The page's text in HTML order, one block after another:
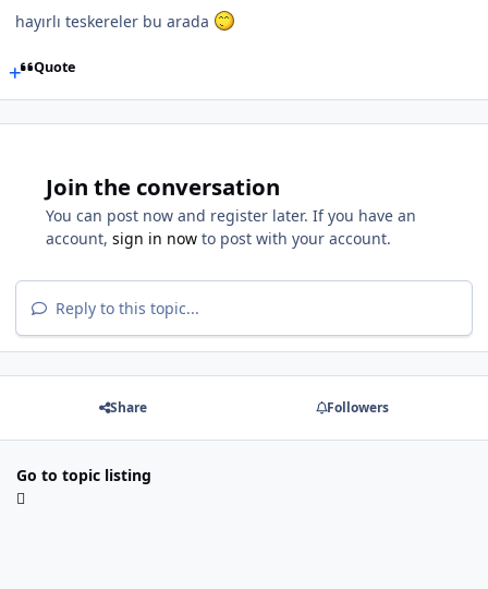
hayırlı teskereler bu arada
Quote
Join the conversation
You can post now and register later. If you have an
account, sign in now to post with your account.
Reply to this topic...
Share Followers
Go to topic listing